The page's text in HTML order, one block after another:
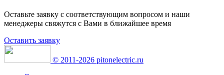
Оставьте заявку с соответствующим вопросом и наши
менеджеры свяжутся с Вами в ближайшее время
Оставить заявку
© 2011-2026 pitonelectric.ru